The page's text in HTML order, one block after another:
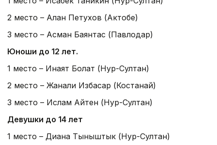
2 место – Алан Петухов (Актобе)
3 место – Асман Баянтас (Павлодар)
Юноши до 12 лет.
1 место – Инаят Болат (Нур-Султан)
2 место – Жанали Избасар (Костанай)
3 место – Ислам Айтен (Нур-Султан)
Девушки до 14 лет
1 место – Диана Тыныштык (Нур-Султан)